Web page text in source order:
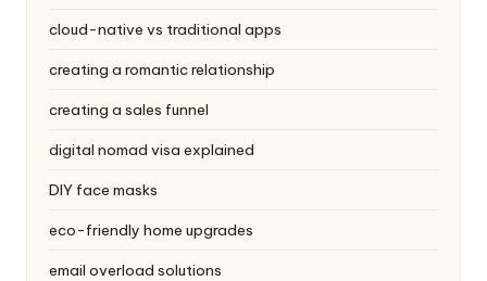
cloud-native vs traditional apps
creating a romantic relationship
creating a sales funnel
digital nomad visa explained
DIY face masks
eco-friendly home upgrades
email overload solutions